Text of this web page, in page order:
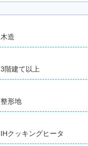
木造
3階建て以上
整形地
IHクッキングヒータ